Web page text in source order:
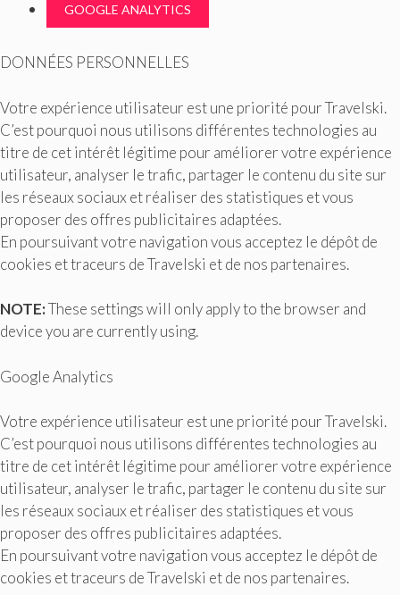
GOOGLE ANALYTICS
DONNÉES PERSONNELLES
Votre expérience utilisateur est une priorité pour Travelski.
C’est pourquoi nous utilisons différentes technologies au
titre de cet intérêt légitime pour améliorer votre expérience
utilisateur, analyser le trafic, partager le contenu du site sur
les réseaux sociaux et réaliser des statistiques et vous
proposer des offres publicitaires adaptées.
En poursuivant votre navigation vous acceptez le dépôt de
cookies et traceurs de Travelski et de nos partenaires.
NOTE:These settings will only apply to the browser and
device you are currently using.
Google Analytics
Votre expérience utilisateur est une priorité pour Travelski.
C’est pourquoi nous utilisons différentes technologies au
titre de cet intérêt légitime pour améliorer votre expérience
utilisateur, analyser le trafic, partager le contenu du site sur
les réseaux sociaux et réaliser des statistiques et vous
proposer des offres publicitaires adaptées.
En poursuivant votre navigation vous acceptez le dépôt de
cookies et traceurs de Travelski et de nos partenaires.